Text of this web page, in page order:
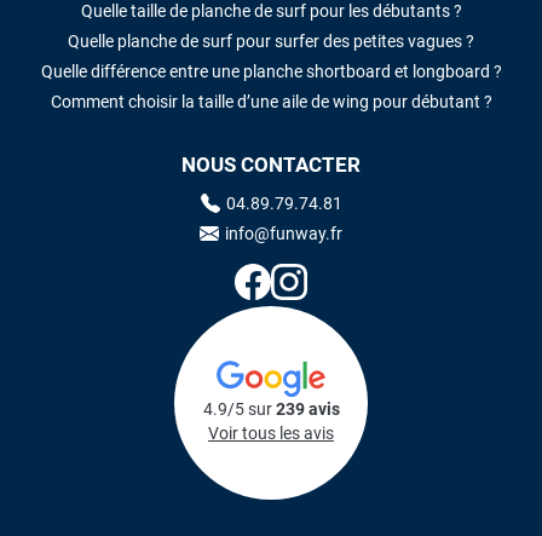
Quelle taille de planche de surf pour les débutants ?
Quelle planche de surf pour surfer des petites vagues ?
Quelle différence entre une planche shortboard et longboard ?
Comment choisir la taille d’une aile de wing pour débutant ?
NOUS CONTACTER
04.89.79.74.81
info@funway.fr
4.9/5 sur239 avis
Voir tous les avis